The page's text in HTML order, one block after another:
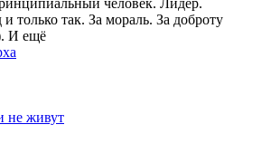
только так. За мораль. За доброту
И ещё
не живут